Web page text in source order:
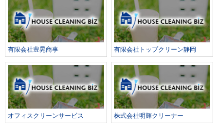
有限会社豊晃商事 有限会社トップクリーン静岡
オフィスクリーンサービス 株式会社明輝クリーナー